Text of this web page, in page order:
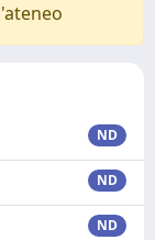
ND
ND
ND